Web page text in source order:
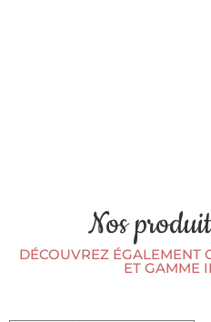
Nos
DÉCOUVREZ ÉGALEMENT
ET GAMME